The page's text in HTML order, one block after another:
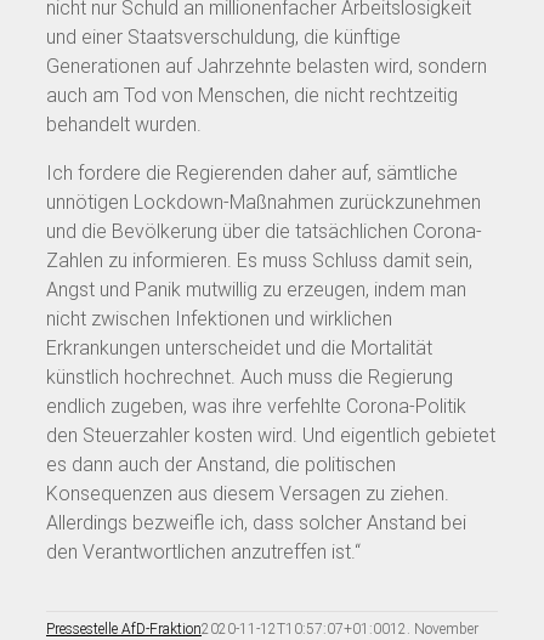
nicht nur Schuld an millionenfacher Arbeitslosigkeit
und einer Staatsverschuldung, die künftige
Generationen auf Jahrzehnte belasten wird, sondern
auch am Tod von Menschen, die nicht rechtzeitig
behandelt wurden.
Ich fordere die Regierenden daher auf, sämtliche
unnötigen Lockdown-Maßnahmen zurückzunehmen
und die Bevölkerung über die tatsächlichen Corona-
Zahlen zu informieren. Es muss Schluss damit sein,
Angst und Panik mutwillig zu erzeugen, indem man
nicht zwischen Infektionen und wirklichen
Erkrankungen unterscheidet und die Mortalität
künstlich hochrechnet. Auch muss die Regierung
endlich zugeben, was ihre verfehlte Corona-Politik
den Steuerzahler kosten wird. Und eigentlich gebietet
es dann auch der Anstand, die politischen
Konsequenzen aus diesem Versagen zu ziehen.
Allerdings bezweifle ich, dass solcher Anstand bei
den Verantwortlichen anzutreffen ist.“
Pressestelle AfD-Fraktion2020-11-12T10:57:07+01:0012. November